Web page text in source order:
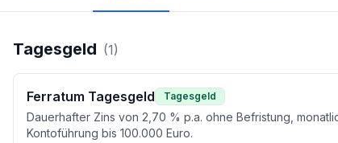
Tagesgeld (1)
Ferratum Tagesgeld Tagesgeld
Dauerhafter Zins von 2,70 % p.a. ohne Befristung,
Kontoführung bis 100.000 Euro.